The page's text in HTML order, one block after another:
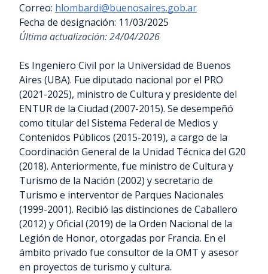
Correo: hlombardi@buenosaires.gob.ar
Fecha de designación: 11/03/2025
Última actualización:24/04/2026
Es Ingeniero Civil por la Universidad de Buenos
Aires (UBA). Fue diputado nacional por el PRO
(2021-2025), ministro de Cultura y presidente del
ENTUR de la Ciudad (2007-2015). Se desempeñó
como titular del Sistema Federal de Medios y
Contenidos Públicos (2015-2019), a cargo de la
Coordinación General de la Unidad Técnica del G20
(2018). Anteriormente, fue ministro de Cultura y
Turismo de la Nación (2002) y secretario de
Turismo e interventor de Parques Nacionales
(1999-2001). Recibió las distinciones de Caballero
(2012) y Oficial (2019) de la Orden Nacional de la
Legión de Honor, otorgadas por Francia. En el
ámbito privado fue consultor de la OMT y asesor
en proyectos de turismo y cultura.